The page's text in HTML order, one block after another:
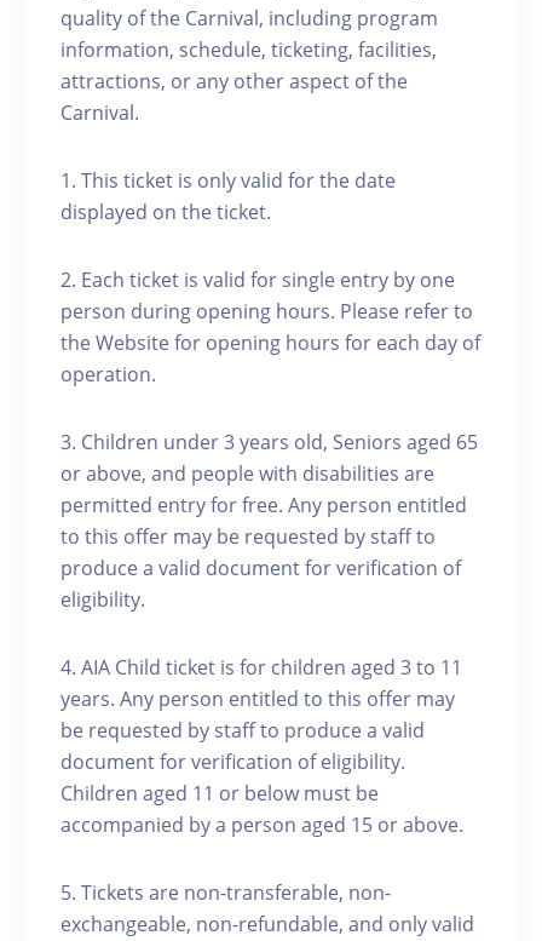
quality of the Carnival, including program
information, schedule, ticketing, facilities,
attractions, or any other aspect of the
Carnival.
1. This ticket is only valid for the date
displayed on the ticket.
2. Each ticket is valid for single entry by one
person during opening hours. Please refer to
the Website for opening hours for each day of
operation.
3. Children under 3 years old, Seniors aged 65
or above, and people with disabilities are
permitted entry for free. Any person entitled
to this offer may be requested by staff to
produce a valid document for verification of
eligibility.
4. AIA Child ticket is for children aged 3 to 11
years. Any person entitled to this offer may
be requested by staff to produce a valid
document for verification of eligibility.
Children aged 11 or below must be
accompanied by a person aged 15 or above.
5. Tickets are non-transferable, non-
exchangeable, non-refundable, and only valid